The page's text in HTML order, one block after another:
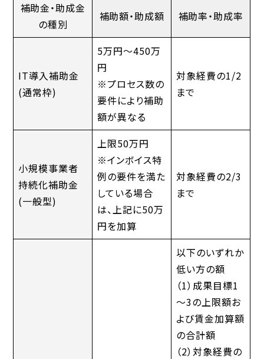
補助金・助成金
の種別
補助額・助成額 補助率・助成率
IT導入補助金
(通常枠)
5万円～450万
円
※プロセス数の
要件により補助
額が異なる
対象経費の1/2
まで
小規模事業者
持続化補助金
(一般型)
上限50万円
※インボイス特
例の要件を満た
している場合
は、上記に50万
円を加算
対象経費の2/3
まで
以下のいずれか
低い方の額
（1）成果目標1
～3の上限額お
よび賃金加算額
の合計額
（2）対象経費の